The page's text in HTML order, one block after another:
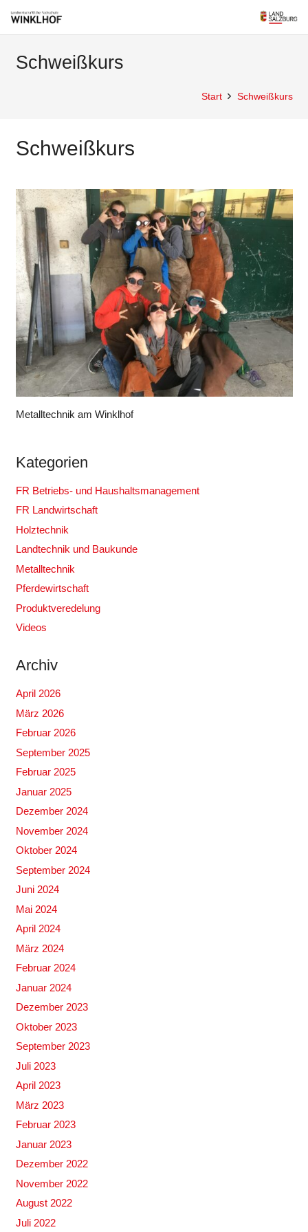
Schweißkurs
Start Schweißkurs
Schweißkurs
Metalltechnik am Winklhof
Kategorien
FR Betriebs- und Haushaltsmanagement
FR Landwirtschaft
Holztechnik
Landtechnik und Baukunde
Metalltechnik
Pferdewirtschaft
Produktveredelung
Videos
Archiv
April 2026
März 2026
Februar 2026
September 2025
Februar 2025
Januar 2025
Dezember 2024
November 2024
Oktober 2024
September 2024
Juni 2024
Mai 2024
April 2024
März 2024
Februar 2024
Januar 2024
Dezember 2023
Oktober 2023
September 2023
Juli 2023
April 2023
März 2023
Februar 2023
Januar 2023
Dezember 2022
November 2022
August 2022
Juli 2022